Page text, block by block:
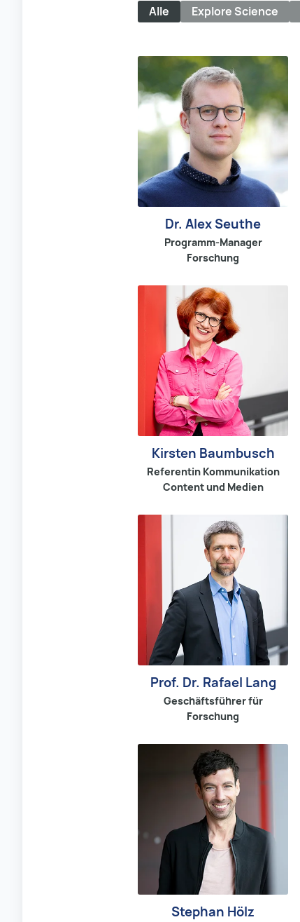
Alle Explore Science
Dr. Alex Seuthe
Programm-Manager
Forschung
Kirsten Baumbusch
Referentin Kommunikation
Content und Medien
Prof. Dr. Rafael Lang
Geschäftsführer für
Forschung
Stephan Hölz